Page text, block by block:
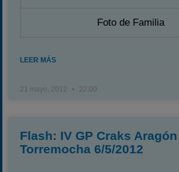
Foto de Familia
LEER MÁS
21 mayo, 2012 22:00
Flash: IV GP Craks Aragón
Torremocha 6/5/2012